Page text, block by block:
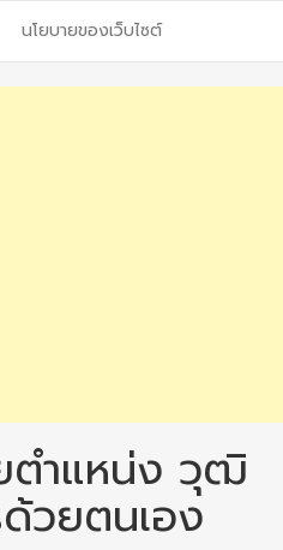
นโยบายของเว็บไซต์
ตำแหน่ง วุฒิ
วยตนเอง